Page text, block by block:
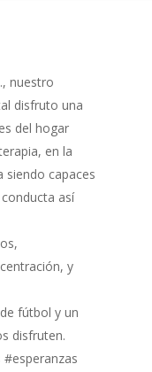
, nuestro
disfruto una
del hogar
en la
siendo capaces
así
y
fútbol y un
disfruten.
#esperanzas